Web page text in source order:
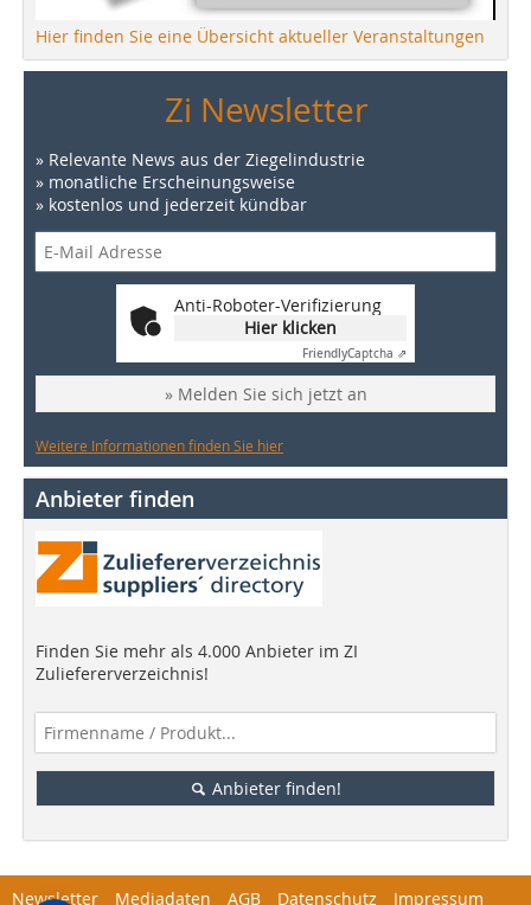
Hier finden Sie eine Übersicht aktueller Veranstaltungen
Zi Newsletter
» Relevante News aus der Ziegelindustrie
» monatliche Erscheinungsweise
» kostenlos und jederzeit kündbar
Anti-Roboter-Verifizierung
Hier klicken
FriendlyCaptcha ⇗
» Melden Sie sich jetzt an
Weitere Informationen finden Sie hier
Anbieter finden
Finden Sie mehr als 4.000 Anbieter im ZI
Zuliefererverzeichnis!
Anbieter finden!
Newsletter Mediadaten AGB Datenschutz Impressum